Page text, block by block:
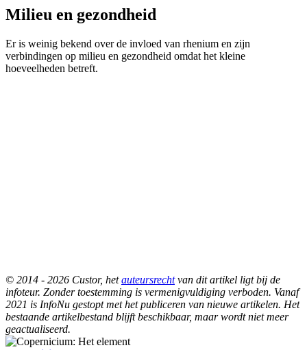
Milieu en gezondheid
Er is weinig bekend over de invloed van rhenium en zijn
verbindingen op milieu en gezondheid omdat het kleine
hoeveelheden betreft.
© 2014 - 2026 Custor, hetauteursrechtvan dit artikel ligt bij de
infoteur. Zonder toestemming is vermenigvuldiging verboden. Vanaf
2021 is InfoNu gestopt met het publiceren van nieuwe artikelen. Het
bestaande artikelbestand blijft beschikbaar, maar wordt niet meer
geactualiseerd.